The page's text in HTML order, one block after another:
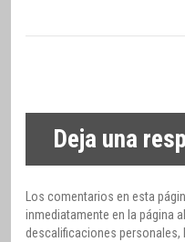
Deja una
Los comentarios en esta
inmediatamente en la página
descalificaciones